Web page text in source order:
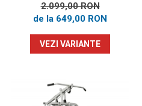
2.099,00 RON
de la 649,00 RON
VEZI VARIANTE